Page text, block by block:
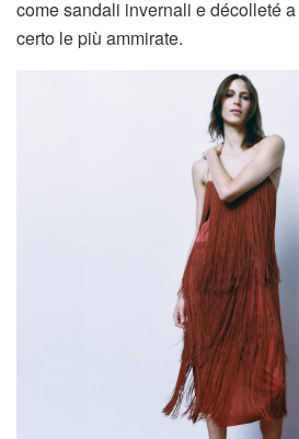
come sandali invernali e décolleté
certo le più ammirate.